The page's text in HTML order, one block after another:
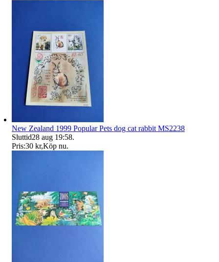
New Zealand 1999 Popular Pets dog cat rabbit MS2238
Sluttid28 aug 19:58.
Pris:30 kr,Köp nu.